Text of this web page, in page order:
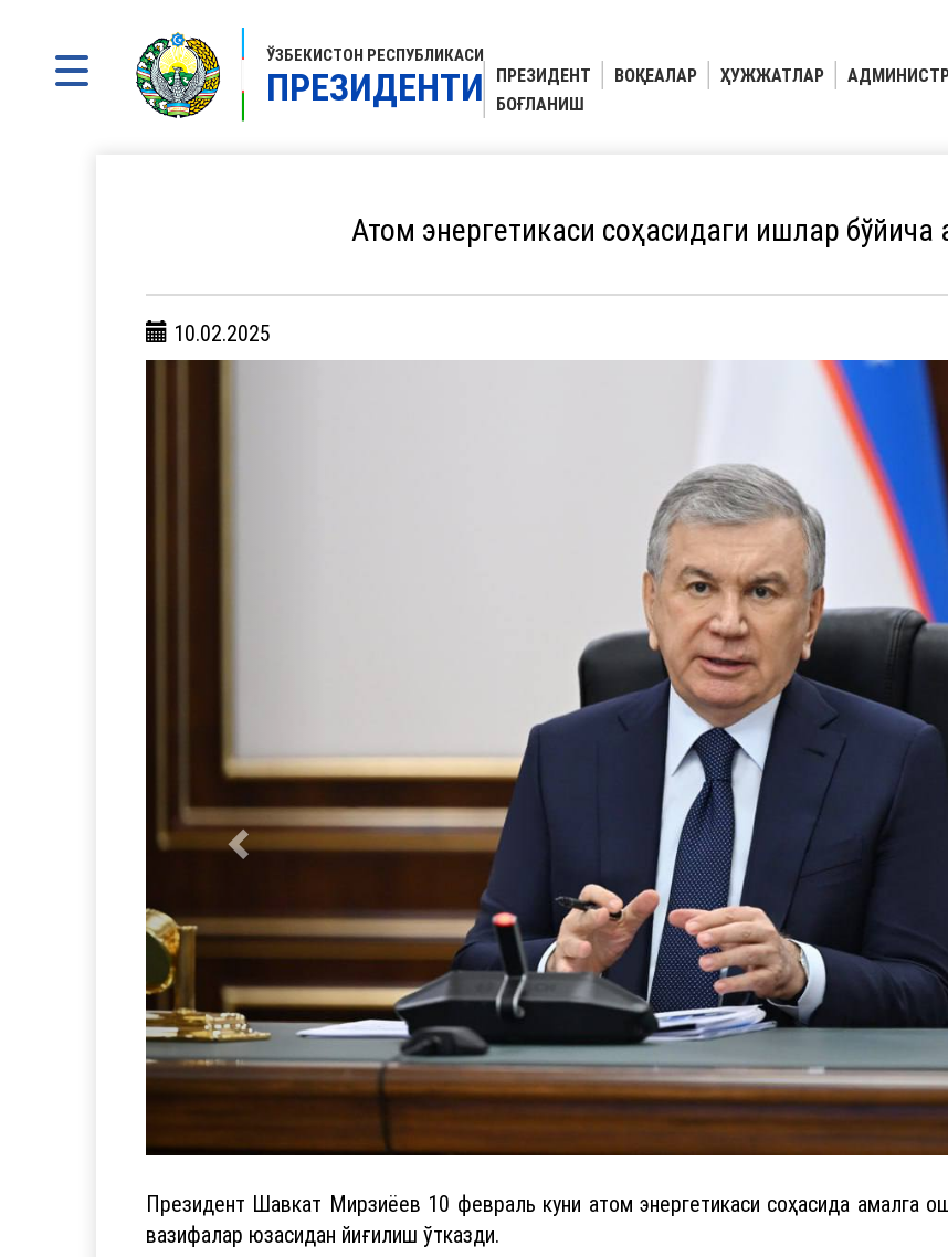
ЎЗБЕКИСТОН РЕСПУБЛИКАСИ
ПРЕЗИДЕНТИ ПРЕЗИДЕНТ ВОҚЕАЛАР ҲУЖЖАТЛАР
БОҒЛАНИШ
Атом энергетикаси соҳасидаги ишлар бўйича
10.02.2025
Президент Шавкат Мирзиёев 10 февраль куни атом энергетикаси соҳасида амалга
вазифалар юзасидан йиғилиш ўтказди.